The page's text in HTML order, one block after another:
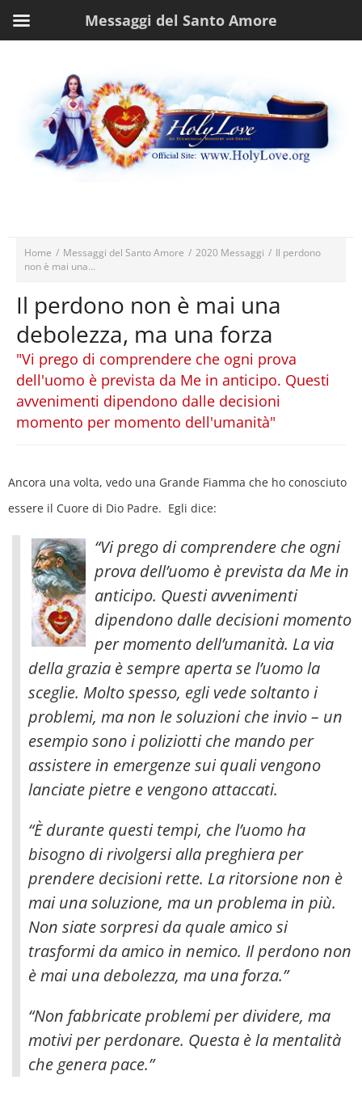
Home / Messaggi del Santo Amore / 2020 Messaggi / Il perdono
non è mai una...
Il perdono non è mai una
debolezza, ma una forza
"Vi prego di comprendere che ogni prova
dell'uomo è prevista da Me in anticipo. Questi
avvenimenti dipendono dalle decisioni
momento per momento dell'umanità"
Ancora una volta, vedo una Grande Fiamma che ho conosciuto
essere il Cuore di Dio Padre. Egli dice:
“Vi prego di comprendere che ogni
prova dell’uomo è prevista da Me in
anticipo. Questi avvenimenti
dipendono dalle decisioni momento
per momento dell’umanità. La via
della grazia è sempre aperta se l’uomo la
sceglie. Molto spesso, egli vede soltanto i
problemi, ma non le soluzioni che invio– un
esempio sono i poliziotti che mando per
assistere in emergenze sui quali vengono
lanciate pietre e vengono attaccati.
“È durante questi tempi, che l’uomo ha
bisogno di rivolgersi alla preghiera per
prendere decisioni rette. La ritorsione non è
mai una soluzione, ma un problema in più.
Non siate sorpresi da quale amico si
trasformi da amico in nemico. Il perdono non
è mai una debolezza, ma una forza.”
“Non fabbricate problemi per dividere, ma
motivi per perdonare. Questa è la mentalità
che genera pace.”
Messaggi del Santo Amore